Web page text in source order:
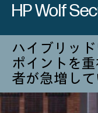
HP Wolf
ハイブリッ
ポイントを
者が急増して